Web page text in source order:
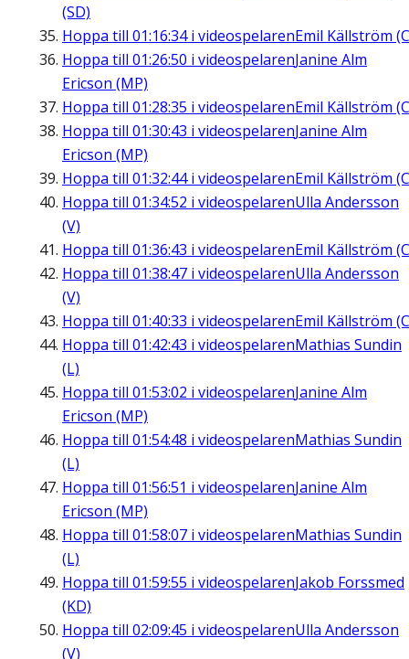
(SD)
Hoppa till 01:16:34i videospelarenEmil Källström
Hoppa till 01:26:50 i videospelarenJanine Alm
Ericson (MP)
Hoppa till 01:28:35 i videospelarenEmil Källström
Hoppa till 01:30:43 i videospelarenJanine Alm
Ericson (MP)
Hoppa till 01:32:44i videospelarenEmil Källström
Hoppa till 01:34:52 i videospelarenUlla Andersson
(V)
Hoppa till 01:36:43 i videospelarenEmil Källström
Hoppa till 01:38:47 i videospelarenUlla Andersson
(V)
Hoppa till 01:40:33 i videospelarenEmil Källström
Hoppa till 01:42:43 i videospelarenMathias Sundin
(L)
Hoppa till 01:53:02 i videospelarenJanine Alm
Ericson (MP)
Hoppa till 01:54:48 i videospelarenMathias Sundin
(L)
Hoppa till 01:56:51 i videospelarenJanine Alm
Ericson (MP)
Hoppa till 01:58:07 i videospelarenMathias Sundin
(L)
Hoppa till 01:59:55 i videospelarenJakob Forssmed
(KD)
Hoppa till 02:09:45 i videospelarenUlla Andersson
(V)